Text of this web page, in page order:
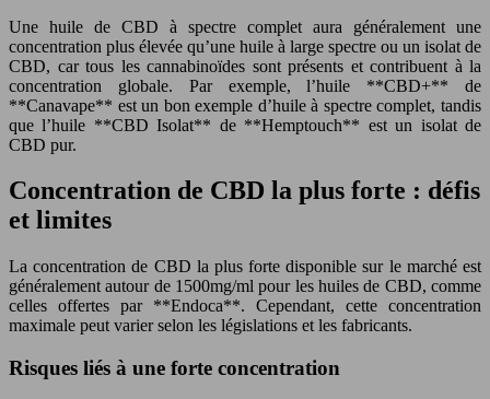
Une huile de CBD à spectre complet aura généralement une
concentration plus élevée qu’une huile à large spectre ou un isolat de
CBD, car tous les cannabinoïdes sont présents et contribuent à la
concentration globale. Par exemple, l’huile **CBD+** de
**Canavape** est un bon exemple d’huile à spectre complet, tandis
que l’huile **CBD Isolat** de **Hemptouch** est un isolat de
CBD pur.
Concentration de CBD la plus forte : défis
et limites
La concentration de CBD la plus forte disponible sur le marché est
généralement autour de 1500mg/ml pour les huiles de CBD, comme
celles offertes par **Endoca**. Cependant, cette concentration
maximale peut varier selon les législations et les fabricants.
Risques liés à une forte concentration